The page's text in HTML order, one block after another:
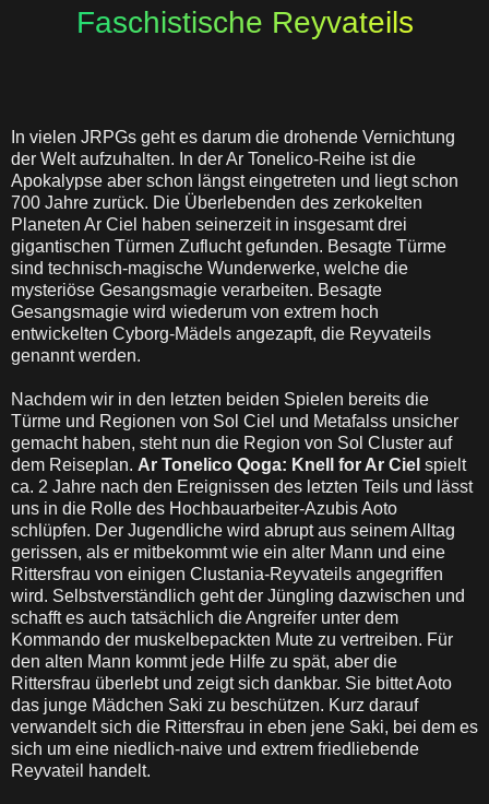
Faschistische Reyvateils
In vielen JRPGs geht es darum die drohende Vernichtung
der Welt aufzuhalten. In der Ar Tonelico-Reihe ist die
Apokalypse aber schon längst eingetreten und liegt schon
700 Jahre zurück. Die Überlebenden des zerkokelten
Planeten Ar Ciel haben seinerzeit in insgesamt drei
gigantischen Türmen Zuflucht gefunden. Besagte Türme
sind technisch-magische Wunderwerke, welche die
mysteriöse Gesangsmagie verarbeiten. Besagte
Gesangsmagie wird wiederum von extrem hoch
entwickelten Cyborg-Mädels angezapft, die Reyvateils
genannt werden.
Nachdem wir in den letzten beiden Spielen bereits die
Türme und Regionen von Sol Ciel und Metafalss unsicher
gemacht haben, steht nun die Region von Sol Cluster auf
dem Reiseplan. Ar Tonelico Qoga: Knell for Ar Ciel spielt
ca. 2 Jahre nach den Ereignissen des letzten Teils und lässt
uns in die Rolle des Hochbauarbeiter-Azubis Aoto
schlüpfen. Der Jugendliche wird abrupt aus seinem Alltag
gerissen, als er mitbekommt wie ein alter Mann und eine
Rittersfrau von einigen Clustania-Reyvateils angegriffen
wird. Selbstverständlich geht der Jüngling dazwischen und
schafft es auch tatsächlich die Angreifer unter dem
Kommando der muskelbepackten Mute zu vertreiben. Für
den alten Mann kommt jede Hilfe zu spät, aber die
Rittersfrau überlebt und zeigt sich dankbar. Sie bittet Aoto
das junge Mädchen Saki zu beschützen. Kurz darauf
verwandelt sich die Rittersfrau in eben jene Saki, bei dem es
sich um eine niedlich-naive und extrem friedliebende
Reyvateil handelt.